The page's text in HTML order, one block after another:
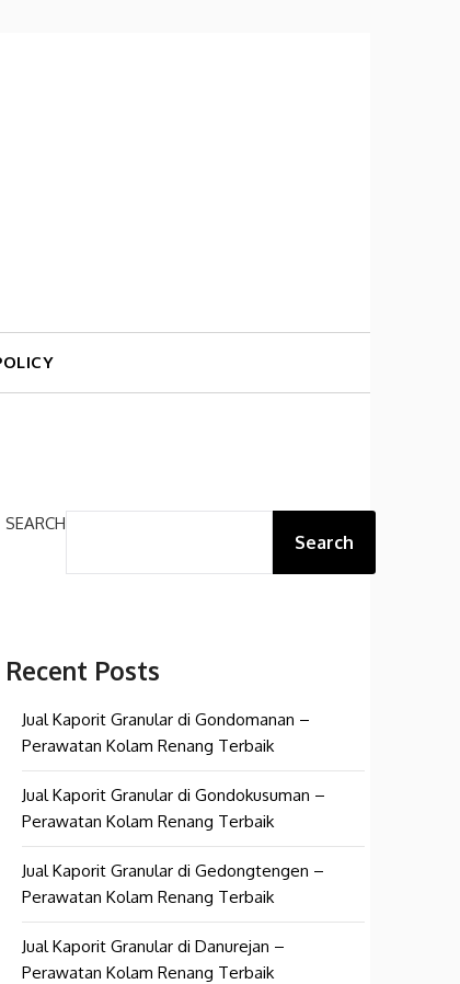
SEARCH
Search
Recent Posts
Jual Kaporit Granular di Gondomanan –
Perawatan Kolam Renang Terbaik
Jual Kaporit Granular di Gondokusuman –
Perawatan Kolam Renang Terbaik
Jual Kaporit Granular di Gedongtengen –
Perawatan Kolam Renang Terbaik
Jual Kaporit Granular di Danurejan –
Perawatan Kolam Renang Terbaik